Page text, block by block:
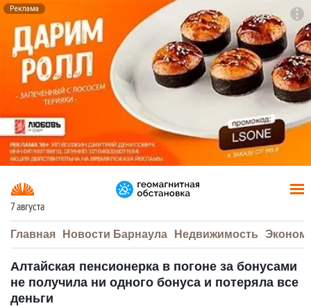
Реклама
7 августа
Главная Новости Барнаула Недвижимость
Алтайская пенсионерка в погоне за бонусами
не получила ни одного бонуса и потеряла все
деньги